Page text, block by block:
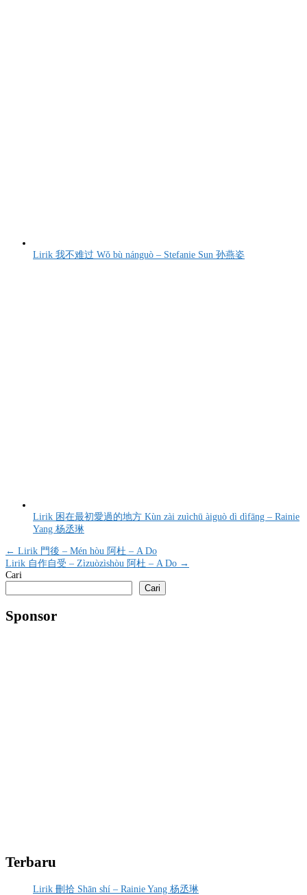
Lirik 我不难过 Wǒ bù nánguò – Stefanie Sun 孙燕姿
Lirik 困在最初愛過的地方 Kùn zài zuìchū àiguò dì dìfāng – Rainie
Yang 杨丞琳
Navigasi
pos
← Lirik 門後 – Mén hòu 阿杜 – A Do
Lirik 自作自受 – Zìzuòzìshòu 阿杜 – A Do →
Cari
Cari
Sponsor
Terbaru
Lirik 刪拾 Shān shí – Rainie Yang 杨丞琳